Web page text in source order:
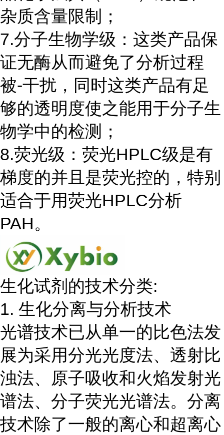
杂质含量限制；
7.分子生物学级：这类产品保
证无酶从而避免了分析过程
被-干扰，同时这类产品有足
够的透明度使之能用于分子生
物学中的检测；
8.荧光级：荧光HPLC级是有
梯度的并且是荧光控的，特别
适合于用荧光HPLC分析
PAH。
生化试剂的技术分类:
1. 生化分离与分析技术
光谱技术已从单一的比色法发
展为采用分光光度法、透射比
浊法、原子吸收和火焰发射光
谱法、分子荧光光谱法。分离
技术除了一般的离心和超离心